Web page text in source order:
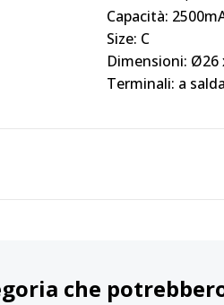
Capacità:
Size: C
Dimensioni: Ø26
Terminali: a
che